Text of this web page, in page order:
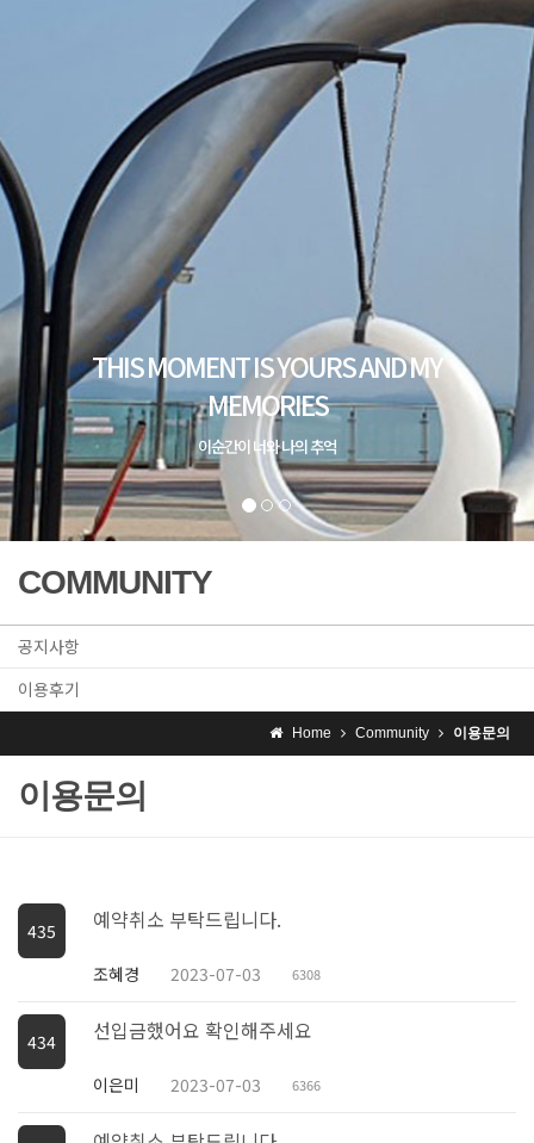
COMMUNITY
공지사항
이용후기
Home Community 이용문의
이용문의
435 예약취소 부탁드립니다.
조혜경 2023-07-03 6308
434 선입금했어요 확인해주세요
이은미 2023-07-03 6366